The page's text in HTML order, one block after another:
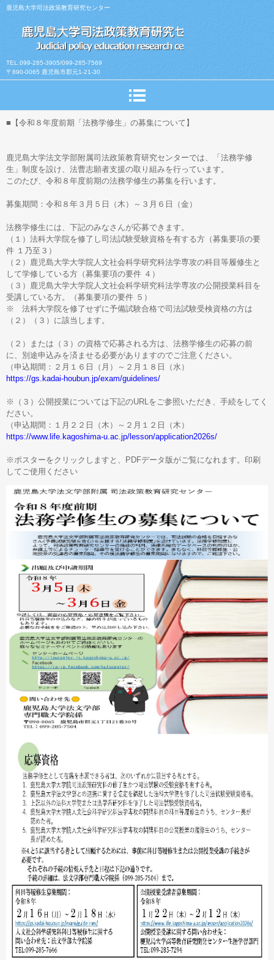
鹿児島大学司法政策教育研究センター
TEL.099-285-3905/099-285-7569
〒890-0065 鹿児島市郡元1-21-30
■【令和８年度前期「法務学修生」の募集について】
鹿児島大学法文学部附属司法政策教育研究センターでは、「法務学修
生」制度を設け、法曹志願者支援の取り組みを行っています。
このたび、令和８年度前期の法務学修生の募集を行います。
募集期間：令和８年３月５日（木）～３月６日（金）
法務学修生には、下記のみなさんが応募できます。
（１）法科大学院を修了し司法試験受験資格を有する方（募集要項の要
件 １乃至３）
（２）鹿児島大学大学院人文社会科学研究科法学専攻の科目等履修生と
して学修している方（募集要項の要件 ４）
（３）鹿児島大学大学院人文社会科学研究科法学専攻の公開授業科目を
受講している方。（募集要項の要件 ５）
※ 法科大学院を修了せずに予備試験合格で司法試験受検資格の方は
（２）（３）に該当します。
（２）または（３）の資格で応募される方は、法務学修生の応募の前
に、別途申込みを済ませる必要がありますのでご注意ください。
（申込期間：２月１６日（月）～２月１８日（水）
https://gs.kadai-houbun.jp/exam/guidelines/
※（３）公開授業については下記のURLをご参照いただき、手続をしてく
ださい。
（申込期間：１月２２日（木）～２月１２日（木）
https://www.life.kagoshima-u.ac.jp/lesson/application2026s/
※ポスターをクリックしますと、PDFデータ版がご覧になれます。印刷
してご使用ください